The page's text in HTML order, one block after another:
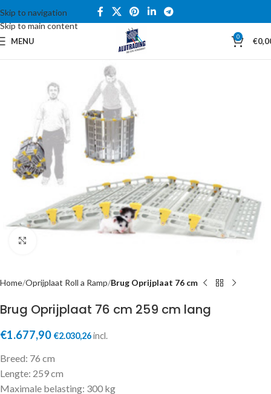
Skip to navigation
Skip to main content
MENU 0 €
Home Oprijplaat Roll a Ramp Brug Oprijplaat 76 cm
Brug Oprijplaat 76 cm 259 cm lang
€1.677,90 €2.030,26incl.
Breed: 76 cm
Lengte: 259 cm
Maximale belasting: 300 kg